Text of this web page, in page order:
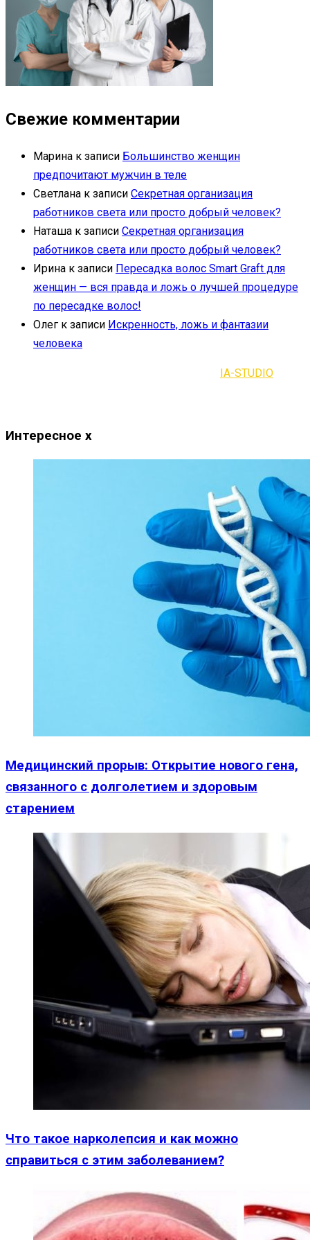
Свежие комментарии
Марина к записи Большинство женщин
предпочитают мужчин в теле
Светлана к записи Секретная организация
работников света или просто добрый человек?
Наташа к записи Секретная организация
работников света или просто добрый человек?
Ирина к записи Пересадка волос Smart Graft для
женщин — вся правда и ложь о лучшей процедуре
по пересадке волос!
Олег к записи Искренность, ложь и фантазии
человека
IA-STUDIO
Интересное x
Медицинский прорыв: Открытие нового гена,
связанного с долголетием и здоровым
старением
Что такое нарколепсия и как можно
справиться с этим заболеванием?